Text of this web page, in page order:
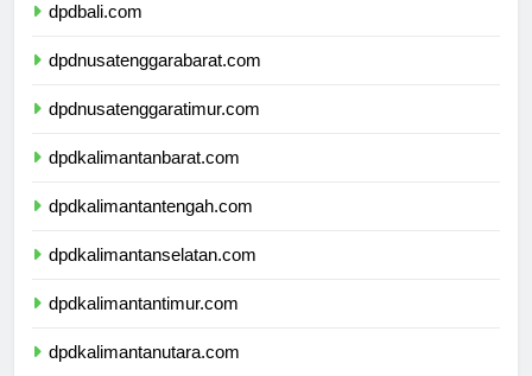
dpdbali.com
dpdnusatenggarabarat.com
dpdnusatenggaratimur.com
dpdkalimantanbarat.com
dpdkalimantantengah.com
dpdkalimantanselatan.com
dpdkalimantantimur.com
dpdkalimantanutara.com